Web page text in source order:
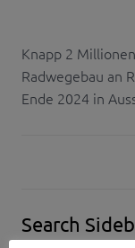
Knapp 2
Radwegebau an
Ende 2024 in
Search